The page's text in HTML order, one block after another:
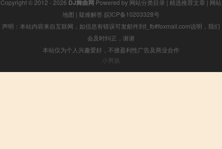
Copyright © 2012 - 2026 DJ舞曲网 Powered by 网站分类目录 | 精选推荐文章 | 网站
地图 | 疑难解答 皖ICP备10203328号
声明：本站内容来自互联网，如信息有错误可发邮件到f_fb#foxmail.com说明，我们
会及时纠正，谢谢
本站仅为个人兴趣爱好，不接盈利性广告及商业合作
小男孩